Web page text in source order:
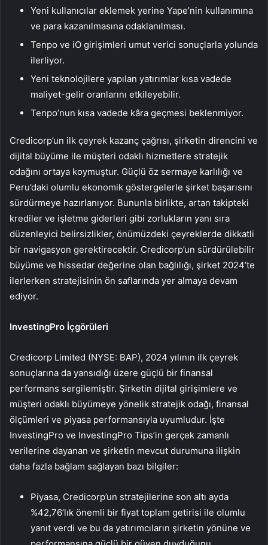
Yeni kullanıcılar eklemek yerine Yape’nin kullanımına
ve para kazanılmasına odaklanılması.
Tenpo ve iO girişimleri umut verici sonuçlarla yolunda
ilerliyor.
Yeni teknolojilere yapılan yatırımlar kısa vadede
maliyet-gelir oranlarını etkileyebilir.
Tenpo’nun kısa vadede kâra geçmesi beklenmiyor.
Credicorp’un ilk çeyrek kazanç çağrısı, şirketin direncini ve
dijital büyüme ile müşteri odaklı hizmetlere stratejik
odağını ortaya koymuştur. Güçlü öz sermaye karlılığı ve
Peru’daki olumlu ekonomik göstergelerle şirket başarısını
sürdürmeye hazırlanıyor. Bununla birlikte, artan takipteki
krediler ve işletme giderleri gibi zorlukların yanı sıra
düzenleyici belirsizlikler, önümüzdeki çeyreklerde dikkatli
bir navigasyon gerektirecektir. Credicorp’un sürdürülebilir
büyüme ve hissedar değerine olan bağlılığı, şirket 2024’te
ilerlerken stratejisinin ön saflarında yer almaya devam
ediyor.
InvestingPro İçgörüleri
Credicorp Limited (NYSE: BAP), 2024 yılının ilk çeyrek
sonuçlarına da yansıdığı üzere güçlü bir finansal
performans sergilemiştir. Şirketin dijital girişimlere ve
müşteri odaklı büyümeye yönelik stratejik odağı, finansal
ölçümleri ve piyasa performansıyla uyumludur. İşte
InvestingPro ve InvestingPro Tips’in gerçek zamanlı
verilerine dayanan ve şirketin mevcut durumuna ilişkin
daha fazla bağlam sağlayan bazı bilgiler:
Piyasa, Credicorp’un stratejilerine son altı ayda
%42,76’lık önemli bir fiyat toplam getirisi ile olumlu
yanıt verdi ve bu da yatırımcıların şirketin yönüne ve